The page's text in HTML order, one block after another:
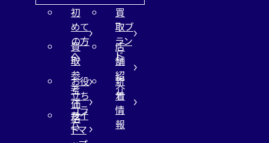
初
めて
の方
へ
買
取ブ
ラン
ド
買
取
参
考
価
格
店
舗
紹
介
お役
立ち
コラ
ム
新
着
情
報
サイ
トマ